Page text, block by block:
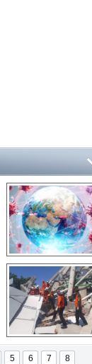
14 soruda
Koronavirüs
hakkında kendinizi
test edin...
Endonezya’daki
deprem: Ölü sayısı
5 6 7 8